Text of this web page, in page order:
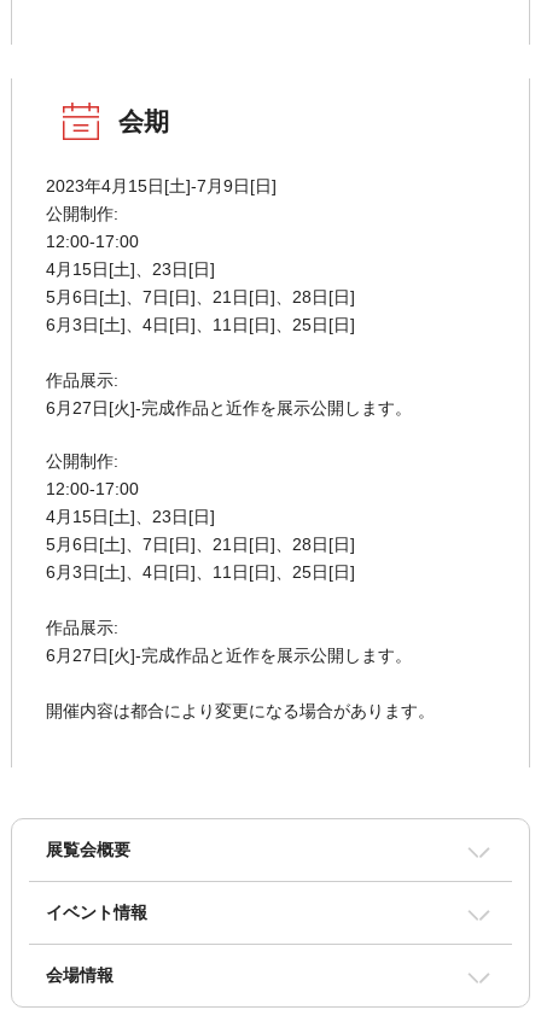
会期
2023年4月15日[土]-7月9日[日]
公開制作:
12:00-17:00
4月15日[土]、23日[日]
5月6日[土]、7日[日]、21日[日]、28日[日]
6月3日[土]、4日[日]、11日[日]、25日[日]
作品展示:
6月27日[火]-完成作品と近作を展示公開します。
公開制作:
12:00-17:00
4月15日[土]、23日[日]
5月6日[土]、7日[日]、21日[日]、28日[日]
6月3日[土]、4日[日]、11日[日]、25日[日]
作品展示:
6月27日[火]-完成作品と近作を展示公開します。
開催内容は都合により変更になる場合があります。
展覧会概要
イベント情報
会場情報